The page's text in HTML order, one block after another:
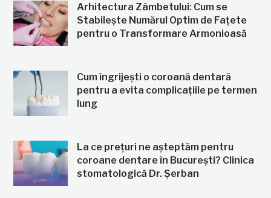
Arhitectura Zâmbetului: Cum se
Stabilește Numărul Optim de Fațete
pentru o Transformare Armonioasă
Cum îngrijești o coroană dentară
pentru a evita complicațiile pe termen
lung
La ce prețuri ne așteptăm pentru
coroane dentare în București? Clinica
stomatologică Dr. Șerban